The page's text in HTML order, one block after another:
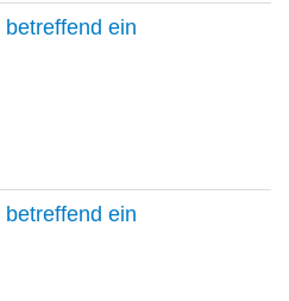
ein
ein